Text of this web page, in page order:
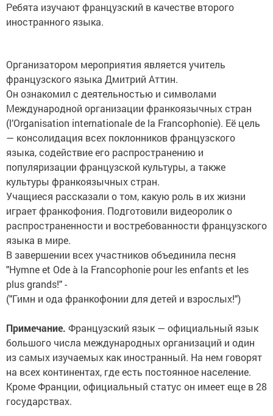
Ребята изучают французский в качестве второго
иностранного языка.
Организатором мероприятия является учитель
французского языка Дмитрий Аттин.
Он ознакомил с деятельностью и символами
Международной организации франкоязычных стран
(l’Organisation internationale de la Francophonie). Её цель
— консолидация всех поклонников французского
языка, содействие его распространению и
популяризации французской культуры, а также
культуры франкоязычных стран.
Учащиеся рассказали о том, какую роль в их жизни
играет франкофония. Подготовили видеоролик о
распространенности и востребованности французского
языка в мире.
В завершении всех участников объединила песня
"Hymne et Ode à la Francophonie pour les enfants et les
plus grands!" -
("Гимн и ода франкофонии для детей и взрослых!")
Примечание. Французский язык — официальный язык
большого числа международных организаций и один
из самых изучаемых как иностранный. На нем говорят
на всех континентах, где есть постоянное население.
Кроме Франции, официальный статус он имеет еще в 28
государствах.